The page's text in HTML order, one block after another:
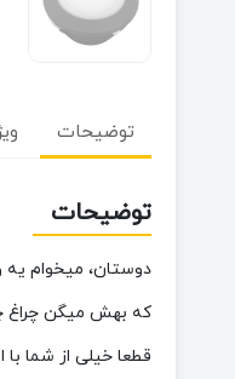
توضیحات
توضیحات
دوستان، میخوام یه
که بهش میگن چراغ
قطعا خیلی از شما